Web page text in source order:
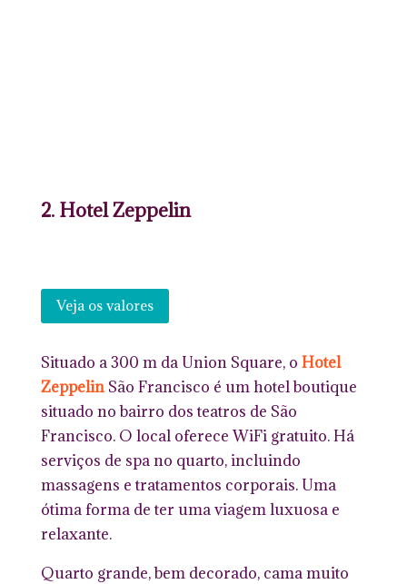
2. Hotel Zeppelin
Veja os valores
Situado a 300 m da Union Square, o Hotel
ZeppelinSão Francisco é um hotel boutique
situado no bairro dos teatros de São
Francisco. O local oferece WiFi gratuito. Há
serviços de spa no quarto, incluindo
massagens e tratamentos corporais. Uma
ótima forma de ter uma viagem luxuosa e
relaxante.
Quarto grande, bem decorado, cama muito